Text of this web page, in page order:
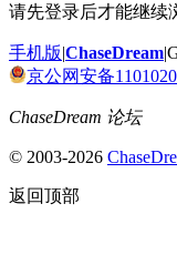
请先登录后才能继续
手机版|ChaseDream|
京公网安备
ChaseDream 论坛
© 2003-2026
返回顶部